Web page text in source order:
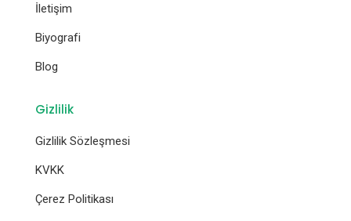
İletişim
Biyografi
Blog
Gizlilik
Gizlilik Sözleşmesi
KVKK
Çerez Politikası